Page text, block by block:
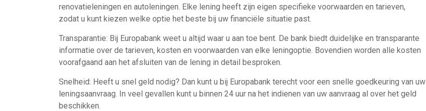
renovatieleningen en autoleningen. Elke lening heeft zijn eigen specifieke voorwaarden en tarieven,
zodat u kunt kiezen welke optie het beste bij uw financiële situatie past.
Transparantie: Bij Europabank weet u altijd waar u aan toe bent. De bank biedt duidelijke en transparante
informatie over de tarieven, kosten en voorwaarden van elke leningoptie. Bovendien worden alle kosten
voorafgaand aan het afsluiten van de lening in detail besproken.
Snelheid: Heeft u snel geld nodig? Dan kunt u bij Europabank terecht voor een snelle goedkeuring van uw
leningsaanvraag. In veel gevallen kunt u binnen 24 uur na het indienen van uw aanvraag al over het geld
beschikken.